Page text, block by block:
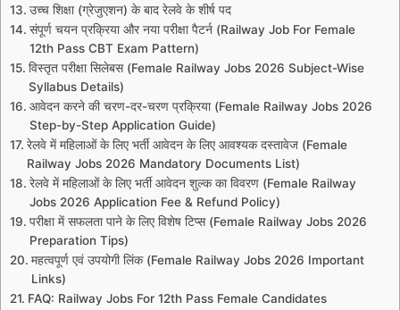
उच्च शिक्षा (ग्रेजुएशन) के बाद रेलवे के शीर्ष पद
संपूर्ण चयन प्रक्रिया और नया परीक्षा पैटर्न (Railway Job For Female
12th Pass CBT Exam Pattern)
विस्तृत परीक्षा सिलेबस (Female Railway Jobs 2026 Subject-Wise
Syllabus Details)
आवेदन करने की चरण-दर-चरण प्रक्रिया (Female Railway Jobs 2026
Step-by-Step Application Guide)
रेलवे में महिलाओं के लिए भर्ती आवेदन के लिए आवश्यक दस्तावेज (Female
Railway Jobs 2026 Mandatory Documents List)
रेलवे में महिलाओं के लिए भर्ती आवेदन शुल्क का विवरण (Female Railway
Jobs 2026 Application Fee & Refund Policy)
परीक्षा में सफलता पाने के लिए विशेष टिप्स (Female Railway Jobs 2026
Preparation Tips)
महत्वपूर्ण एवं उपयोगी लिंक (Female Railway Jobs 2026 Important
Links)
FAQ: Railway Jobs For 12th Pass Female Candidates